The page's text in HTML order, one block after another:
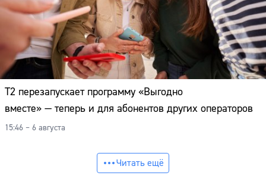
Т2 перезапускает программу «Выгодно
вместе» — теперь и для абонентов других операторов
15:46 – 6 августа
Читать ещё